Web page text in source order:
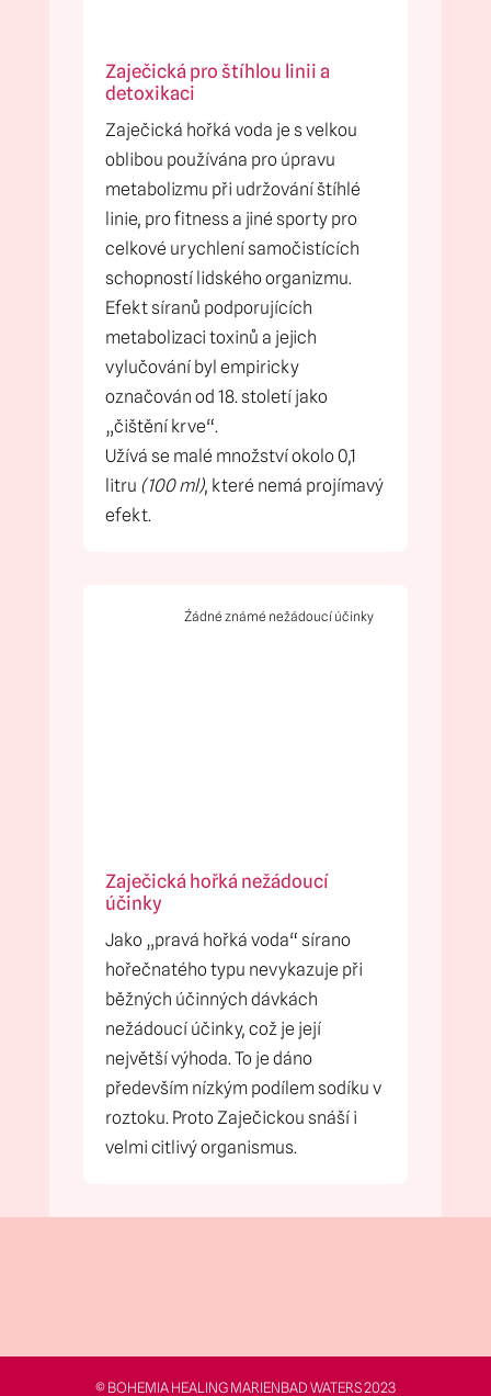
Zaječická pro štíhlou linii a
detoxikaci
Zaječická hořká voda je s velkou
oblibou používána pro úpravu
metabolizmu při udržování štíhlé
linie, pro fitness a jiné sporty pro
celkové urychlení samočistících
schopností lidského organizmu.
Efekt síranů podporujících
metabolizaci toxinů a jejich
vylučování byl empiricky
označován od 18. století jako
„čištění krve“.
Užívá se malé množství okolo 0,1
litru (100 ml), které nemá projímavý
efekt.
Źádné známé nežádoucí účinky
Zaječická hořká nežádoucí
účinky
Jako „pravá hořká voda“ sírano
hořečnatého typu nevykazuje při
běžných účinných dávkách
nežádoucí účinky, což je její
největší výhoda. To je dáno
především nízkým podílem sodíku v
roztoku. Proto Zaječickou snáší i
velmi citlivý organismus.
© BOHEMIA HEALING MARIENBAD WATERS 2023